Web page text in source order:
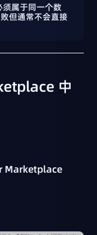
属于同一个数
但通常不会直接
中
Marketplace